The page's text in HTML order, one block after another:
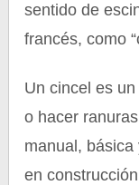
sentido de
francés, como
Un cincel es
o hacer
manual,
en